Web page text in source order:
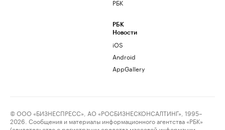
РБК
РБК
Новости
iOS
Android
AppGallery
© ООО «БИЗНЕСПРЕСС», АО «РОСБИЗНЕСКОНСАЛТИНГ», 1995–
2026. Сообщения и материалы информационного агентства «РБК»